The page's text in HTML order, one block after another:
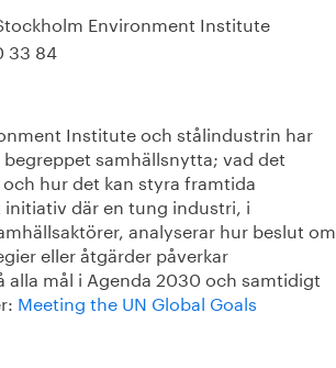
Environment Institute
33 84
Institute och stålindustrin har
samhällsnytta; vad det
hur det kan styra framtida
där en tung industri, i
analyserar hur beslut om
eller åtgärder påverkar
mål i Agenda 2030 och samtidigt
Meeting the UN Global Goals